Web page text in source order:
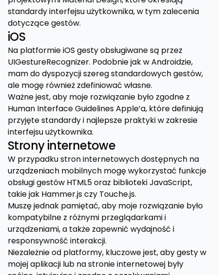
standardy interfejsu użytkownika, w tym zalecenia
dotyczące gestów.
iOS
Na platformie iOS gesty obsługiwane są przez
UIGestureRecognizer. Podobnie jak w Androidzie,
mam do dyspozycji szereg standardowych gestów,
ale mogę również zdefiniować własne.
Ważne jest, aby moje rozwiązanie było zgodne z
Human Interface Guidelines Apple’a, które definiują
przyjęte standardy i najlepsze praktyki w zakresie
interfejsu użytkownika.
Strony internetowe
W przypadku stron internetowych dostępnych na
urządzeniach mobilnych mogę wykorzystać funkcje
obsługi gestów HTML5 oraz biblioteki JavaScript,
takie jak Hammer.js czy Touche.js.
Muszę jednak pamiętać, aby moje rozwiązanie było
kompatybilne z różnymi przeglądarkami i
urządzeniami, a także zapewnić wydajność i
responsywność interakcji.
Niezależnie od platformy, kluczowe jest, aby gesty w
mojej aplikacji lub na stronie internetowej były